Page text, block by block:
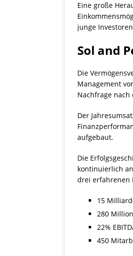
Eine große
junge
Sol and
Die
Management
Nachfrage
Der
aufgebaut.
Die
kontinuierlich
drei erfahrenen
15
280
22%
450